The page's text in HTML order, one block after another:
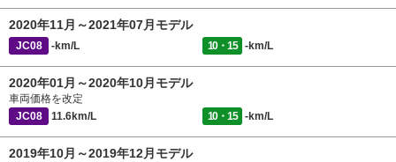
2020年11月～2021年07月モデル
JC08 -km/L 10・15 -km/L
2020年01月～2020年10月モデル
車両価格を改定
JC08
11.6km/L 10・15 -km/L
2019年10月～2019年12月モデル